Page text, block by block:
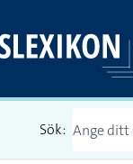
Sök: